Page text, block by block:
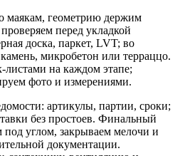
маякам, геометрию держим
перед укладкой
доска, паркет, LVT; во
микробетон или терраццо.
на каждом этапе;
фото и измерениями.
артикулы, партии, сроки;
без простоев. Финальный
под углом, закрываем мелочи и
документации.